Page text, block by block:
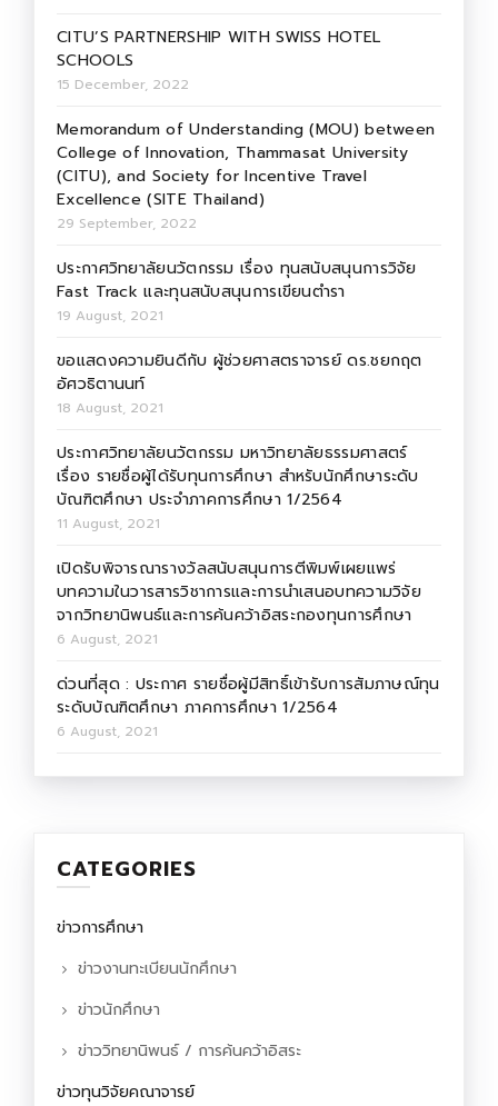
CITU’S PARTNERSHIP WITH SWISS HOTEL
SCHOOLS
15 December, 2022
Memorandum of Understanding (MOU) between
College of Innovation, Thammasat University
(CITU), and Society for Incentive Travel
Excellence (SITE Thailand)
29 September, 2022
ประกาศวิทยาลัยนวัตกรรม เรื่อง ทุนสนับสนุนการวิจัย
Fast Track และทุนสนับสนุนการเขียนตำรา
19 August, 2021
ขอแสดงความยินดีกับ ผู้ช่วยศาสตราจารย์ ดร.ชยกฤต
อัศวธิตานนท์
18 August, 2021
ประกาศวิทยาลัยนวัตกรรม มหาวิทยาลัยธรรมศาสตร์
เรื่อง รายชื่อผู้ได้รับทุนการศึกษา สำหรับนักศึกษาระดับ
บัณฑิตศึกษา ประจำภาคการศึกษา 1/2564
11 August, 2021
เปิดรับพิจารณารางวัลสนับสนุนการตีพิมพ์เผยแพร่
บทความในวารสารวิชาการและการนำเสนอบทความวิจัย
จากวิทยานิพนธ์และการค้นคว้าอิสระกองทุนการศึกษา
6 August, 2021
ด่วนที่สุด : ประกาศ รายชื่อผู้มีสิทธิ์เข้ารับการสัมภาษณ์ทุน
ระดับบัณฑิตศึกษา ภาคการศึกษา 1/2564
6 August, 2021
CATEGORIES
ข่าวการศึกษา
ข่าวงานทะเบียนนักศึกษา
ข่าวนักศึกษา
ข่าววิทยานิพนธ์ / การค้นคว้าอิสระ
ข่าวทุนวิจัยคณาจารย์